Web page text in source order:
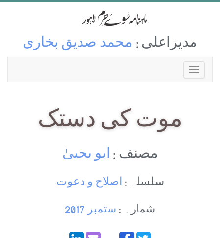
مدیراعلی : محمد صدیق بخاری
موت کی دستک
مصنف : ابو یحییٰ
سلسلہ : اصلاح و دعوت
شمارہ : ستمبر 2017